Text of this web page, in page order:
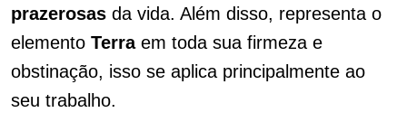
prazerosas da vida. Além disso, representa o
elemento Terraem toda sua firmeza e
obstinação, isso se aplica principalmente ao
seu trabalho.